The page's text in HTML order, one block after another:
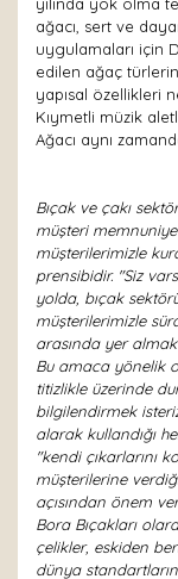
ağacı, sert ve
uygulamaları için
edilen ağaç
yapısal özellikleri
Kıymetli müzik
Ağacı aynı
Bıçak ve çakı
müşteri
müşterilerimizle
prensibidir. "Siz
yolda, bıçak
müşterilerimizle
arasında yer
Bu amaca yönelik
titizlikle üzerinde
bilgilendirmek
alarak kullandığı
"kendi çıkarlarını
müşterilerine
açısından önem
Bora Bıçakları
çelikler, eskiden
dünya